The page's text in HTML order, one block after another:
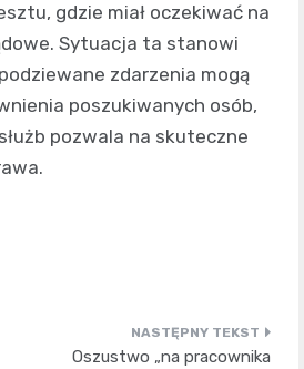
gdzie miał oczekiwać na
Sytuacja ta stanowi
zdarzenia mogą
poszukiwanych osób,
pozwala na skuteczne
Oszustwo „na pracownika